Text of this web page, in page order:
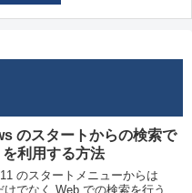
のスタートからの検索で
利用する方法
のスタートメニューからは
けでなく Web での検索を行う